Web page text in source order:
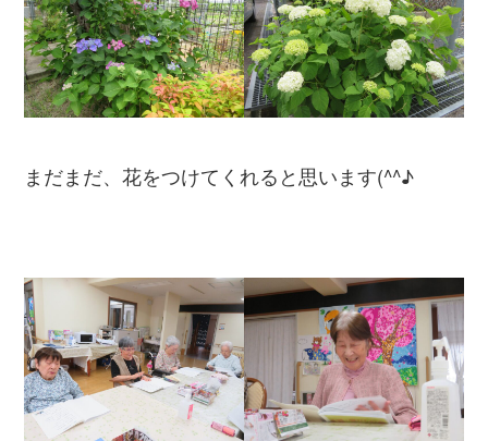
まだまだ、花をつけてくれると思います(^^♪